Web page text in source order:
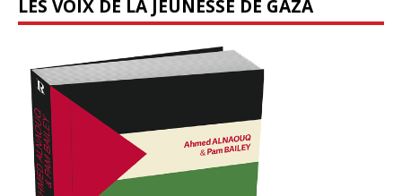
LES VOIX DE LA JEUNESSE DE GAZA